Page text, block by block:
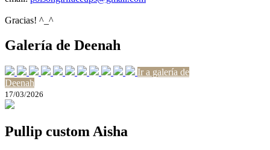
Gracias! ^_^
Galería de Deenah
Ir a galería de
Deenah
17/03/2026
Pullip custom Aisha